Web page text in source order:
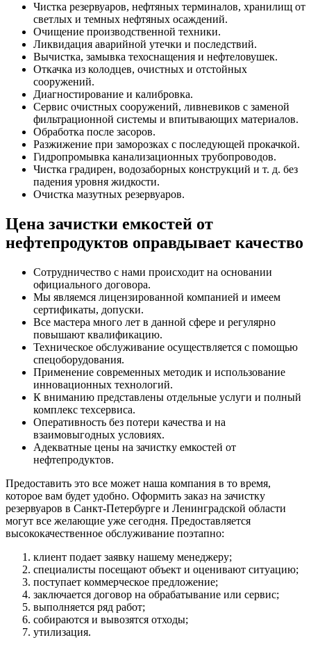
Чистка резервуаров, нефтяных терминалов, хранилищ от
светлых и темных нефтяных осаждений.
Очищение производственной техники.
Ликвидация аварийной утечки и последствий.
Вычистка, замывка техоснащения и нефтеловушек.
Откачка из колодцев, очистных и отстойных
сооружений.
Диагностирование и калибровка.
Сервис очистных сооружений, ливневиков с заменой
фильтрационной системы и впитывающих материалов.
Обработка после засоров.
Разжижение при заморозках с последующей прокачкой.
Гидропромывка канализационных трубопроводов.
Чистка градирен, водозаборных конструкций и т. д. без
падения уровня жидкости.
Очистка мазутных резервуаров.
Цена зачистки емкостей от
нефтепродуктов оправдывает качество
Сотрудничество с нами происходит на основании
официального договора.
Мы являемся лицензированной компанией и имеем
сертификаты, допуски.
Все мастера много лет в данной сфере и регулярно
повышают квалификацию.
Техническое обслуживание осуществляется с помощью
спецоборудования.
Применение современных методик и использование
инновационных технологий.
К вниманию представлены отдельные услуги и полный
комплекс техсервиса.
Оперативность без потери качества и на
взаимовыгодных условиях.
Адекватные цены на зачистку емкостей от
нефтепродуктов.
Предоставить это все может наша компания в то время,
которое вам будет удобно. Оформить заказ на зачистку
резервуаров в Санкт-Петербурге и Ленинградской области
могут все желающие уже сегодня. Предоставляется
высококачественное обслуживание поэтапно:
клиент подает заявку нашему менеджеру;
специалисты посещают объект и оценивают ситуацию;
поступает коммерческое предложение;
заключается договор на обрабатывание или сервис;
выполняется ряд работ;
собираются и вывозятся отходы;
утилизация.